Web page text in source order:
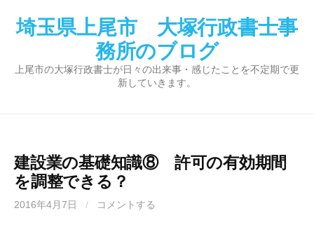
埼玉県上尾市 大塚行政書士事
務所のブログ
上尾市の大塚行政書士が日々の出来事・感じたことを不定期で更
新していきます。
建設業の基礎知識⑧ 許可の有効期間
を調整できる？
2016年4月7日 / コメントする